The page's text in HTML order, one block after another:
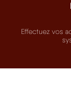
Effectuez vos